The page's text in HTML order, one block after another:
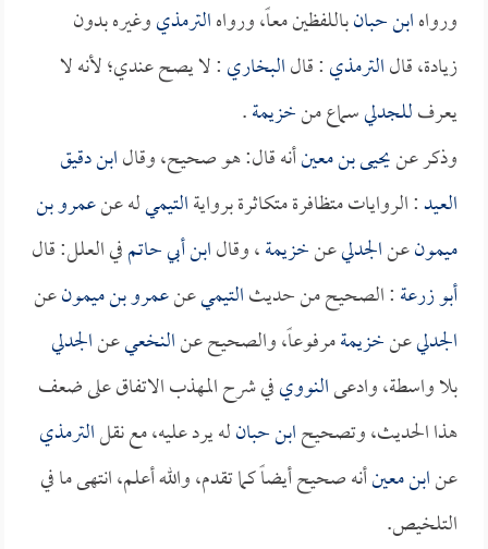
ورواهابن حبانباللفظين معاً، ورواهالترمذيوغيره بدون
زيادة، قالالترمذي: قالالبخاري: لا يصح عندي؛ لأنه لا
يعرفللجدليسماع منخزيمة.
وذكر عنيحيى بن معينأنه قال: هو صحيح، وقالابن دقيق
العيد: الروايات متظافرة متكاثرة بروايةالتيميله عنعمرو بن
ميمونعنالجدليعنخزيمة، وقالابن أبي حاتمفي العلل: قال
أبو زرعة: الصحيح من حديثالتيميعنعمرو بن ميمونعن
الجدليعنخزيمةمرفوعاً، والصحيح عنالنخعيعنالجدلي
بلا واسطة، وادعىالنوويفي شرح المهذب الاتفاق على ضعف
هذا الحديث، وتصحيحابن حبانله يرد عليه، مع نقلالترمذي
عنابن معينأنه صحيح أيضاً كما تقدم، والله أعلم، انتهى ما في
التلخيص.